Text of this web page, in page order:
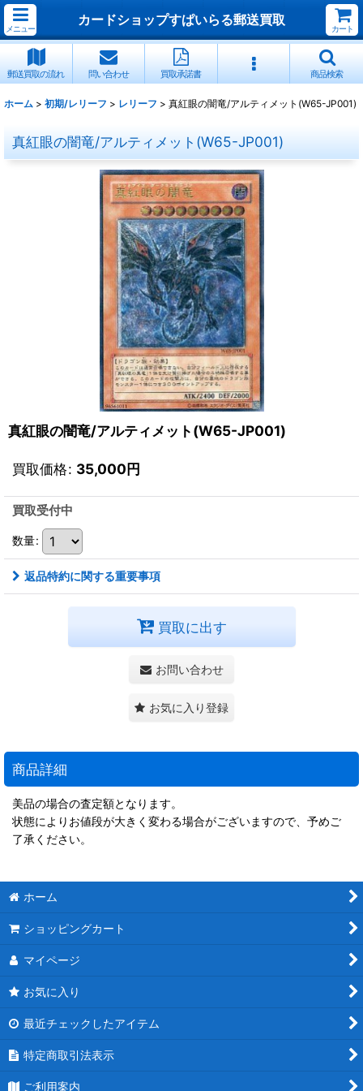
メニュー
カードショップすぱいらる郵送買取
カート
郵送買取の流れ 問い合わせ 買取承諾書 商品検索
ホーム > 初期/レリーフ > レリーフ > 真紅眼の闇竜/アルティメット(W65-JP001)
真紅眼の闇竜/アルティメット(W65-JP001)
真紅眼の闇竜/アルティメット(W65-JP001)
買取価格: 35,000円
買取受付中
数量:
返品特約に関する重要事項
買取に出す
お問い合わせ
お気に入り登録
商品詳細
美品の場合の査定額となります。
状態によりお値段が大きく変わる場合がございますので、予めご
了承ください。
ホーム
ショッピングカート
マイページ
お気に入り
最近チェックしたアイテム
特定商取引法表示
ご利用案内